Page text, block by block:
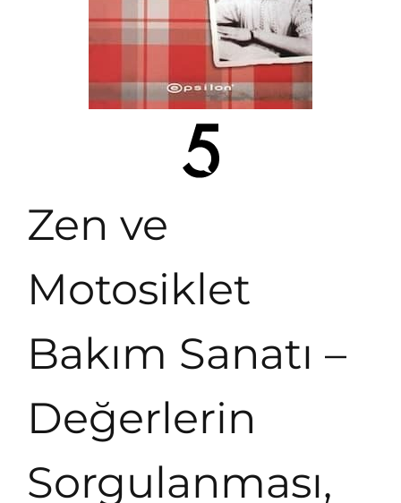
Zen ve
Motosiklet
Bakım Sanatı –
Değerlerin
Sorgulanması,